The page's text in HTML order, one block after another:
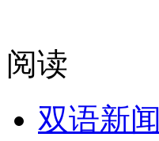
阅读
双语新闻